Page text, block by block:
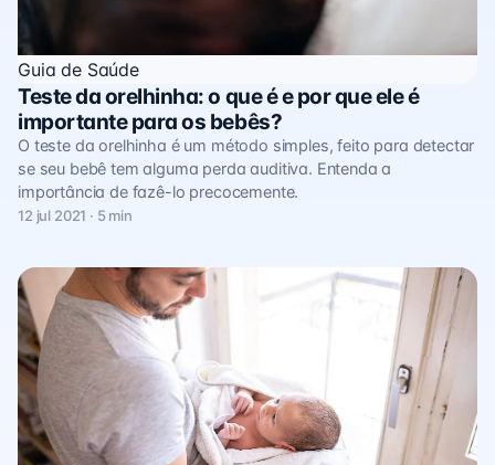
Guia de Saúde
Teste da orelhinha: o que é e por que ele é
importante para os bebês?
O teste da orelhinha é um método simples, feito para detectar
se seu bebê tem alguma perda auditiva. Entenda a
importância de fazê-lo precocemente.
12 jul 2021 · 5 min